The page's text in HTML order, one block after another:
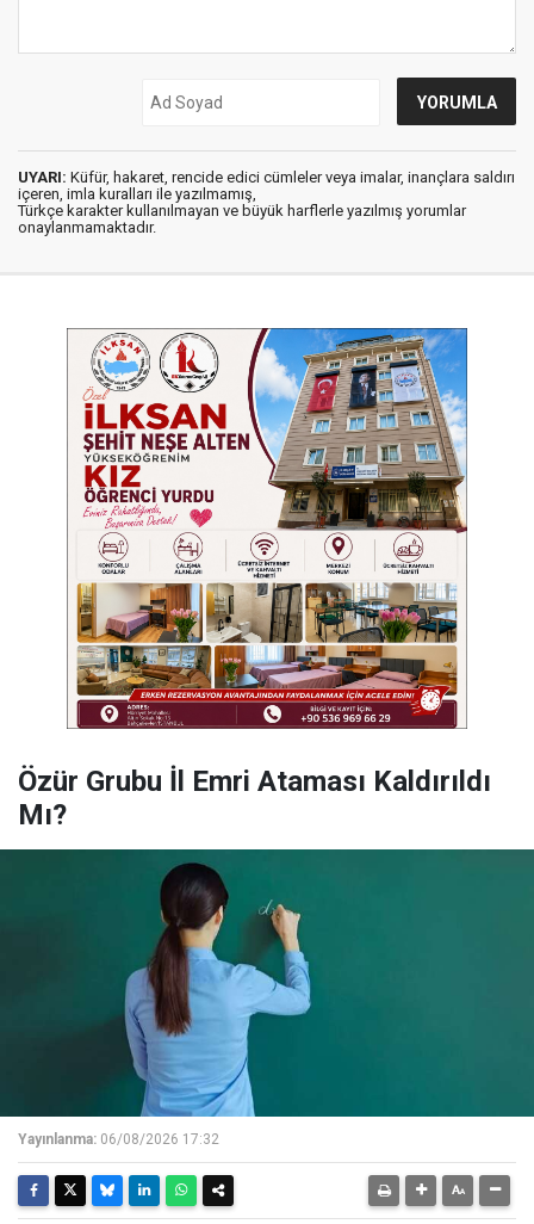
UYARI: Küfür, hakaret, rencide edici cümleler veya imalar, inançlara saldırı
içeren, imla kuralları ile yazılmamış,
Türkçe karakter kullanılmayan ve büyük harflerle yazılmış yorumlar
onaylanmamaktadır.
Özür Grubu İl Emri Ataması Kaldırıldı
Mı?
Yayınlanma: 06/08/2026 17:32